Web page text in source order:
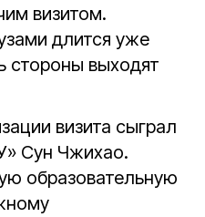
визитом.
длится уже
стороны выходят
визита сыграл
Сун Чжихао.
образовательную